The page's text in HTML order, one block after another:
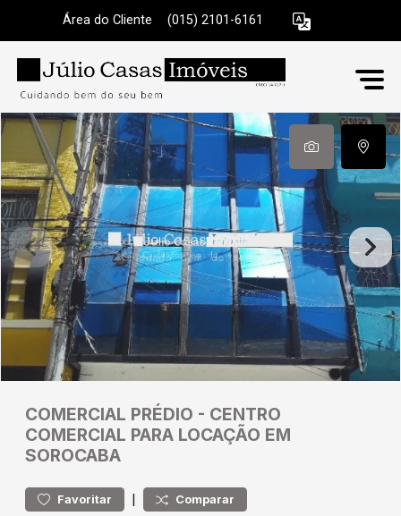
Área do Cliente (015) 2101-6161
COMERCIAL PRÉDIO - CENTRO
COMERCIAL PARA LOCAÇÃO EM
SOROCABA
Favoritar | Comparar